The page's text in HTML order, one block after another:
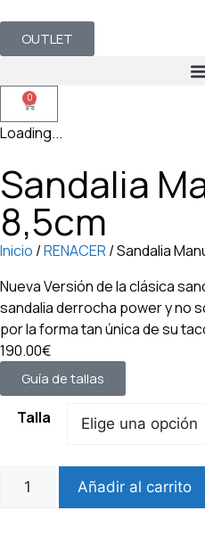
OUTLET
0
Loading...
Sandalia
8,5cm
Inicio /RENACER / Sandalia
Nueva Versión de la clásica
sandalia derrocha power y no
por la forma tan única de su
190.00€
Guía de tallas
Talla
Añadir al carrito